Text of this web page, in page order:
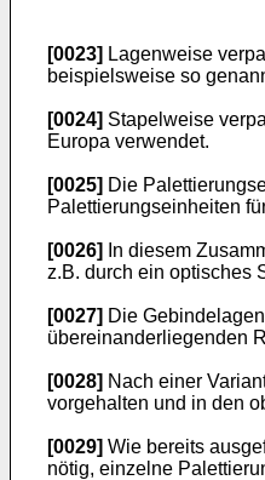
[0023] Lagenweise
beispielsweise so
[0024] Stapelweise
Europa verwendet.
[0025] Die
Palettierungseinheiten
[0026]
In diesem
z.B. durch ein optisches
[0027] Die
übereinanderliegenden
[0028] Nach einer
vorgehalten und in den
[0029] Wie bereits
nötig, einzelne